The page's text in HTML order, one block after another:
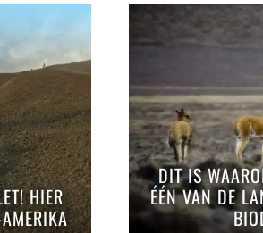
HIER
DIT IS
ÉÉN VAN DE